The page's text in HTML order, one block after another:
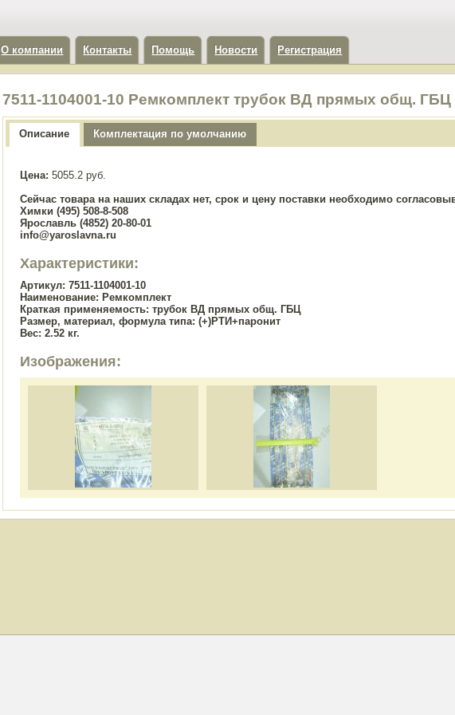
О компании Контакты Помощь Новости Регистрация
7511-1104001-10 Ремкомплект трубок ВД прямых общ. ГБЦ
Описание Комплектация по умолчанию
Цена: 5055.2 руб.
Сейчас товара на наших складах нет, срок и цену поставки необходимо
Химки (495) 508-8-508
Ярославль (4852) 20-80-01
info@yaroslavna.ru
Характеристики:
Артикул: 7511-1104001-10
Наименование: Ремкомплект
Краткая применяемость: трубок ВД прямых общ. ГБЦ
Размер, материал, формула типа: (+)РТИ+паронит
Вес: 2.52 кг.
Изображения: